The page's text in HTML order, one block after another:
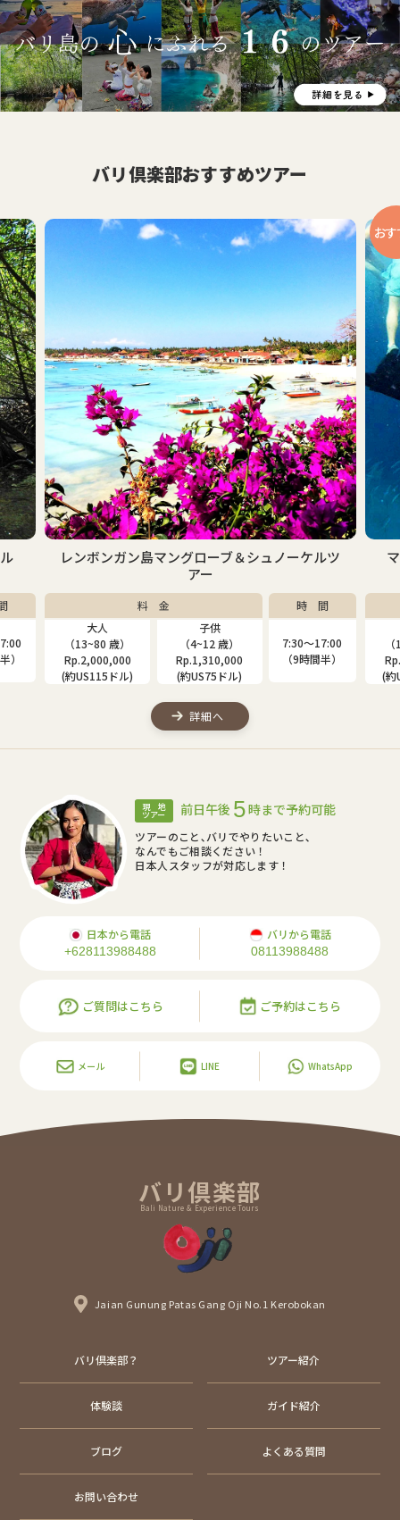
バリ倶楽部おすすめツアー
）
レンボンガン島マングローブ＆シュノーケルツ
アー
料 金
大人
（13~80 歳）
Rp.2,000,000
(約US115ドル)
子供
（4~12 歳）
Rp.1,310,000
(約US75ドル)
時 間
7:30〜17:00
（9時間半）
詳細へ
お
(約
現 地
ツアー 前日午後 5時まで予約可能
ツアーのこと､バリでやりたいこと､
なんでもご相談ください！
日本人スタッフが対応します！
日本から電話
+628113988488
バリから電話
08113988488
ご質問はこちら ご予約はこちら
メール LINE WhatsApp
バリ倶楽部
Bali Nature & Experience Tours
Jaian Gunung Patas Gang Oji No.1 Kerobokan
バリ倶楽部？ ツアー紹介
体験談 ガイド紹介
ブログ よくある質問
お問い合わせ